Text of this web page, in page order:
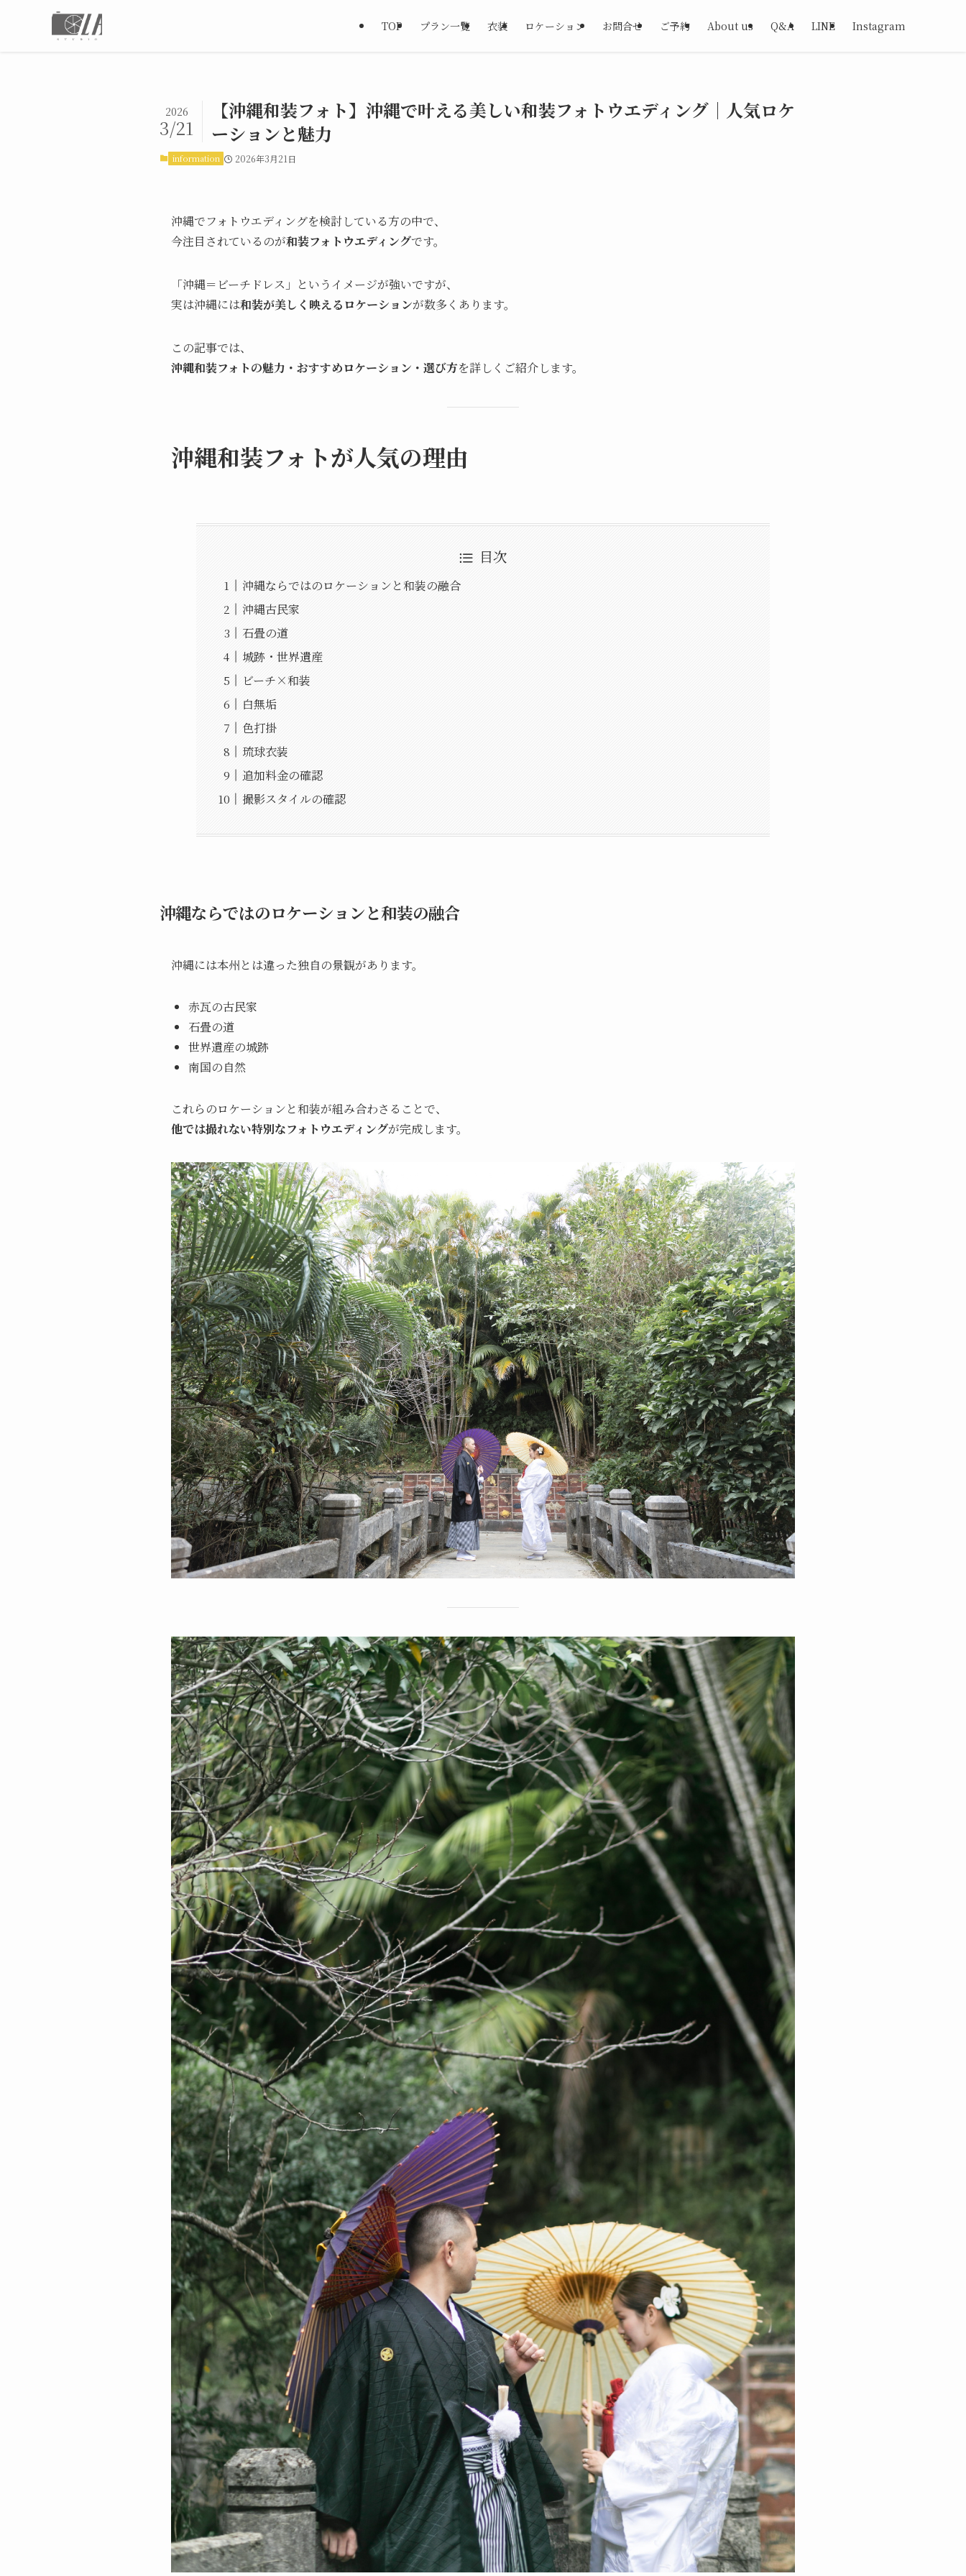
TOP プラン一覧 衣装 ロケーション お問合せ ご予約 About us Q&A LINE Instagram
【沖縄和装フォト】沖縄で叶える美しい和装フォトウエディング｜人気ロケ
ーションと魅力
2026
3/21
information 2026年3月21日
沖縄でフォトウエディングを検討している方の中で、
今注目されているのが和装フォトウエディングです。
「沖縄＝ビーチドレス」というイメージが強いですが、
実は沖縄には和装が美しく映えるロケーションが数多くあります。
この記事では、
沖縄和装フォトの魅力・おすすめロケーション・選び方を詳しくご紹介します。
沖縄和装フォトが人気の理由
目次
沖縄ならではのロケーションと和装の融合
沖縄古民家
石畳の道
城跡・世界遺産
ビーチ×和装
白無垢
色打掛
琉球衣装
追加料金の確認
撮影スタイルの確認
沖縄ならではのロケーションと和装の融合
沖縄には本州とは違った独自の景観があります。
赤瓦の古民家
石畳の道
世界遺産の城跡
南国の自然
これらのロケーションと和装が組み合わさることで、
他では撮れない特別なフォトウエディングが完成します。